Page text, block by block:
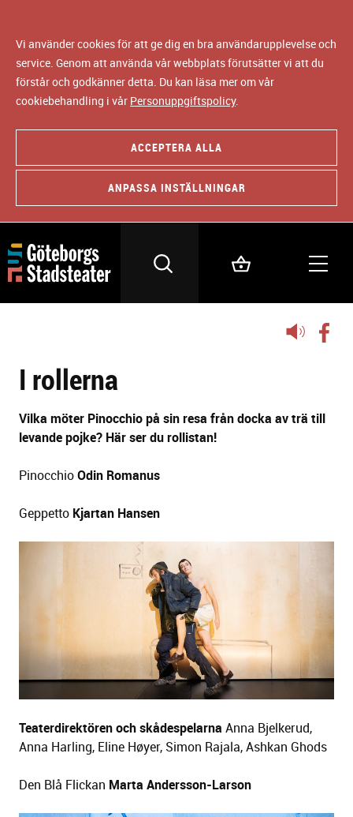
Vi använder cookies för att ge dig en bra användarupplevelse och
service. Genom att använda vår webbplats förutsätter vi att du
förstår och godkänner detta. Du kan läsa mer om vår
cookiebehandling i vår Personuppgiftspolicy.
ACCEPTERA ALLA
ANPASSA INSTÄLLNINGAR
Lyssna
I rollerna
Vilka möter Pinocchio på sin resa från docka av trä till
levande pojke? Här ser du rollistan!
PinocchioOdin Romanus
Geppetto Kjartan Hansen
Teaterdirektören och skådespelarna Anna Bjelkerud,
Anna Harling, Eline Høyer, Simon Rajala, Ashkan Ghods
Den Blå Flickan Marta Andersson-Larson